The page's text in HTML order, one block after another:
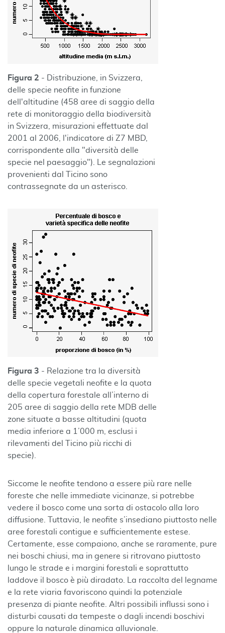
Figura 2 - Distribuzione, in Svizzera,
delle specie neofite in funzione
dell'altitudine (458 aree di saggio della
rete di monitoraggio della biodiversità
in Svizzera, misurazioni effettuate dal
2001 al 2006, l'indicatore di Z7 MBD,
corrispondente alla "diversità delle
specie nel paesaggio"). Le segnalazioni
provenienti dal Ticino sono
contrassegnate da un asterisco.
Figura 3 - Relazione tra la diversità
delle specie vegetali neofite e la quota
della copertura forestale all’interno di
205 aree di saggio della rete MDB delle
zone situate a basse altitudini (quota
media inferiore a 1’000 m, esclusi i
rilevamenti del Ticino più ricchi di
specie).
Siccome le neofite tendono a essere più rare nelle
foreste che nelle immediate vicinanze, si potrebbe
vedere il bosco come una sorta di ostacolo alla loro
diffusione. Tuttavia, le neofite s’insediano piuttosto nelle
aree forestali contigue e sufficientemente estese.
Certamente, esse compaiono, anche se raramente, pure
nei boschi chiusi, ma in genere si ritrovano piuttosto
lungo le strade e i margini forestali e soprattutto
laddove il bosco è più diradato. La raccolta del legname
e la rete viaria favoriscono quindi la potenziale
presenza di piante neofite. Altri possibili influssi sono i
disturbi causati da tempeste o dagli incendi boschivi
oppure la naturale dinamica alluvionale.